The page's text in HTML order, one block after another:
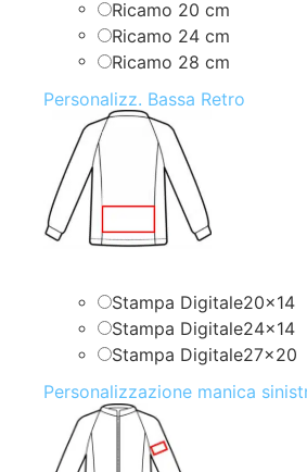
Ricamo 20 cm
Ricamo 24 cm
Ricamo 28 cm
Personalizz. Bassa Retro
Stampa Digitale20x14
Stampa Digitale24x14
Stampa Digitale27x20
Personalizzazione manica